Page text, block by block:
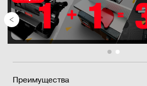
Преимущества